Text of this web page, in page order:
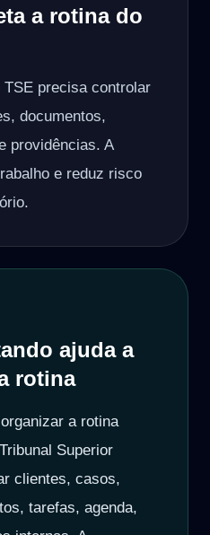
a rotina do
precisa controlar
documentos,
providências. A
e reduz risco
ajuda a
rotina
a rotina
Superior
clientes, casos,
tarefas, agenda,